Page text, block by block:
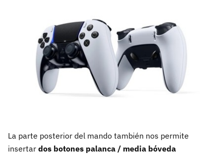
La parte posterior del mando también nos permite
insertar dos botones palanca / media bóveda